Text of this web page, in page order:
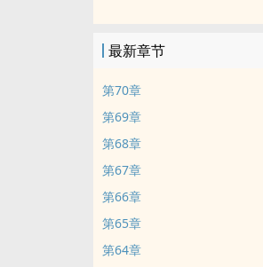
最新章节
第70章
第69章
第68章
第67章
第66章
第65章
第64章